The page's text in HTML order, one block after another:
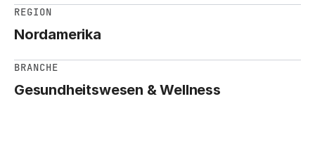
REGION
Nordamerika
BRANCHE
Gesundheitswesen & Wellness